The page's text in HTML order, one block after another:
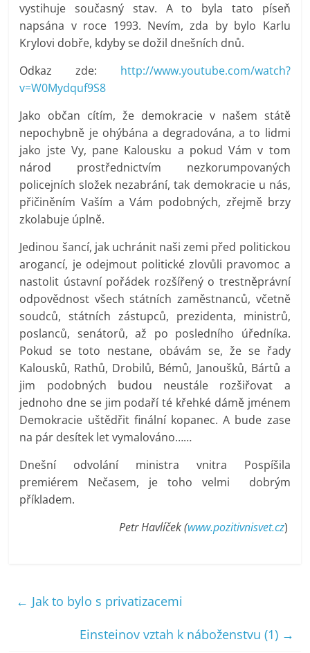
vystihuje současný stav. A to byla tato píseň
napsána v roce 1993. Nevím, zda by bylo Karlu
Krylovi dobře, kdyby se dožil dnešních dnů.
Odkaz zde: http://www.youtube.com/watch?
v=W0Mydquf9S8
Jako občan cítím, že demokracie v našem státě
nepochybně je ohýbána a degradována, a to lidmi
jako jste Vy, pane Kalousku a pokud Vám v tom
národ prostřednictvím nezkorumpovaných
policejních složek nezabrání, tak demokracie u nás,
přičiněním Vaším a Vám podobných, zřejmě brzy
zkolabuje úplně.
Jedinou šancí, jak uchránit naši zemi před politickou
arogancí, je odejmout politické zlovůli pravomoc a
nastolit ústavní pořádek rozšířený o trestněprávní
odpovědnost všech státních zaměstnanců, včetně
soudců, státních zástupců, prezidenta, ministrů,
poslanců, senátorů, až po posledního úředníka.
Pokud se toto nestane, obávám se, že se řady
Kalousků, Rathů, Drobilů, Bémů, Janoušků, Bártů a
jim podobných budou neustále rozšiřovat a
jednoho dne se jim podaří té křehké dámě jménem
Demokracie uštědřit finální kopanec. A bude zase
na pár desítek let vymalováno……
Dnešní odvolání ministra vnitra Pospíšila
premiérem Nečasem, je toho velmi dobrým
příkladem.
Petr Havlíček (www.pozitivnisvet.cz)
← Jak to bylo s privatizacemi
Einsteinov vztah k náboženstvu (1) →